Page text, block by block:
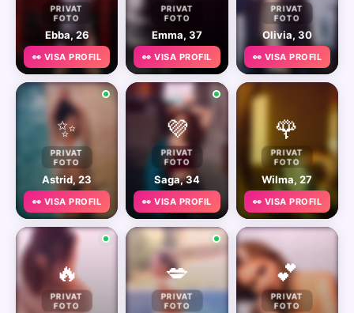
PRIVAT
FOTO
Ebba, 26
👀 VISA PROFIL
PRIVAT
FOTO
Emma, 37
👀 VISA PROFIL
PRIVAT
FOTO
Olivia, 30
👀 VISA PROFIL
✨
PRIVAT
FOTO
Astrid, 23
👀 VISA PROFIL
💜
PRIVAT
FOTO
Saga, 34
👀 VISA PROFIL
🌹
PRIVAT
FOTO
Wilma, 27
👀 VISA PROFIL
🔥
PRIVAT
FOTO
💋
PRIVAT
FOTO
💕
PRIVAT
FOTO